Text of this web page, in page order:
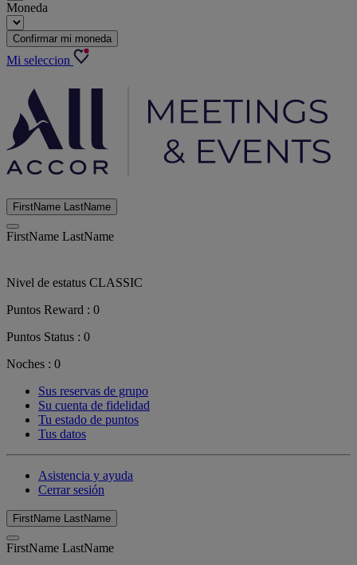
Moneda
Confirmar mi moneda
Mi seleccion
FirstName LastName
FirstName LastName
Nivel de estatus CLASSIC
Puntos Reward : 0
Puntos Status : 0
Noches : 0
Sus reservas de grupo
Su cuenta de fidelidad
Tu estado de puntos
Tus datos
Asistencia y ayuda
Cerrar sesión
FirstName LastName
FirstName LastName